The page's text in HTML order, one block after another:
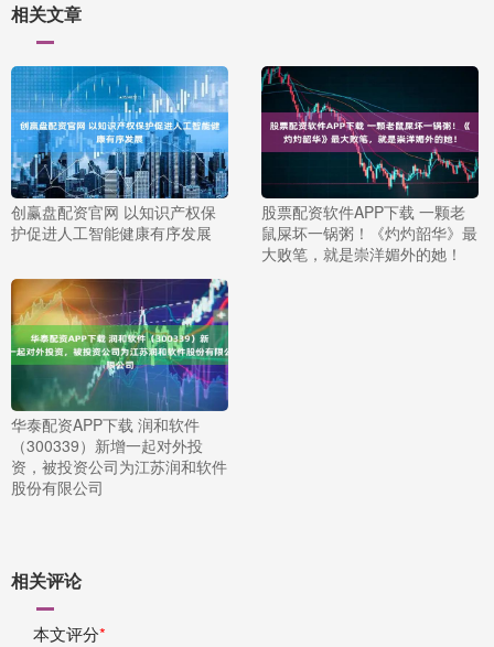
相关文章
创赢盘配资官网 以知识产权保
护促进人工智能健康有序发展
股票配资软件APP下载 一颗老
鼠屎坏一锅粥！《灼灼韶华》最
大败笔，就是崇洋媚外的她！
华泰配资APP下载 润和软件
（300339）新增一起对外投
资，被投资公司为江苏润和软件
股份有限公司
相关评论
本文评分*